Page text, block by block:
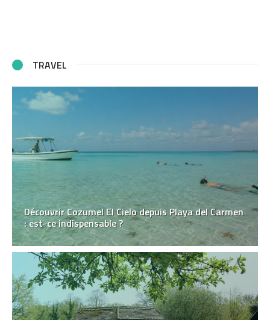
TRAVEL
Découvrir Cozumel El Cielo depuis Playa del Carmen
: est-ce indispensable ?